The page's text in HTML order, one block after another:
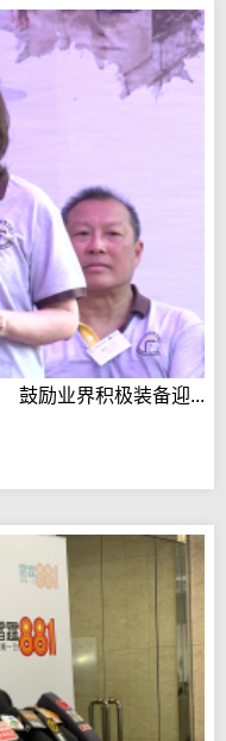
鼓励业界积极装备迎...